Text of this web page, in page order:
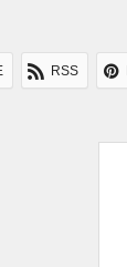
RSS